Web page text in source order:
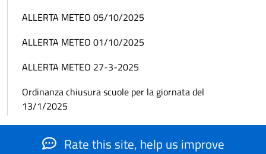
ALLERTA METEO 05/10/2025
ALLERTA METEO 01/10/2025
ALLERTA METEO 27-3-2025
Ordinanza chiusura scuole per la giornata del
13/1/2025
Rate this site, help us improve